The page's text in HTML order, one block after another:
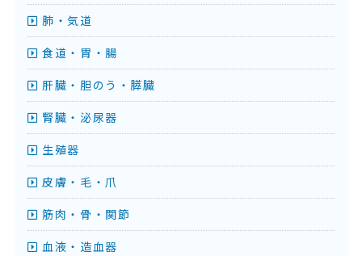
肺・気道
食道・胃・腸
肝臓・胆のう・膵臓
腎臓・泌尿器
生殖器
皮膚・毛・爪
筋肉・骨・関節
血液・造血器